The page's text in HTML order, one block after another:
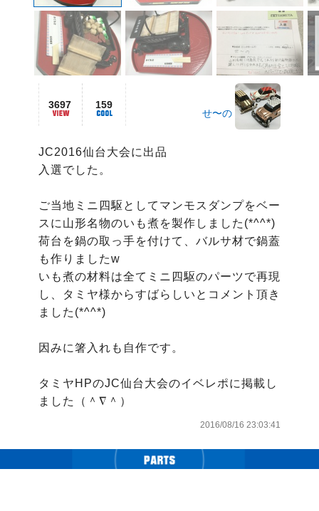
3697 159
せ〜の
JC2016仙台大会に出品
入選でした。
ご当地ミニ四駆としてマンモスダンプをベー
スに山形名物のいも煮を製作しました(*^^*)
荷台を鍋の取っ手を付けて、バルサ材で鍋蓋
も作りましたw
いも煮の材料は全てミニ四駆のパーツで再現
し、タミヤ様からすばらしいとコメント頂き
ました(*^^*)
因みに箸入れも自作です。
タミヤHPのJC仙台大会のイベレポに掲載し
ました（＾∇＾）
2016/08/16 23:03:41